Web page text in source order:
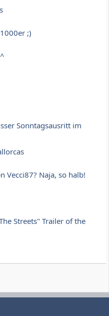
;)
Sonntagsausritt im
Vecci87? Naja, so halb!
Streets" Trailer of the